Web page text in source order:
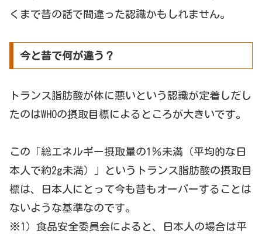
くまで昔の話で間違った認識かもしれません。
今と昔で何が違う？
トランス脂肪酸が体に悪いという認識が定着しだし
たのはWHOの摂取目標によるところが大きいです。
この「総エネルギー摂取量の1％未満（平均的な日
本人で約2g未満）」というトランス脂肪酸の摂取目
標は、日本人にとって今も昔もオーバーすることは
ないような基準なのです。
※1）食品安全委員会によると、日本人の場合は平